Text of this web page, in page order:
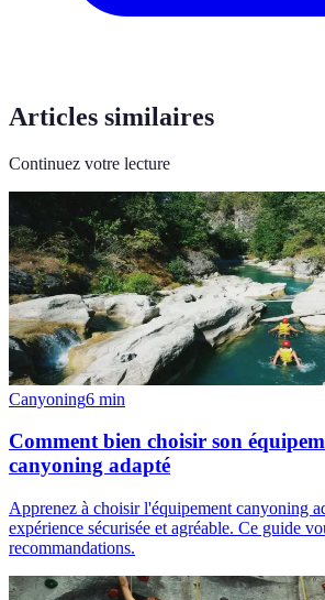
Articles similaires
Continuez votre lecture
Canyoning6 min
Comment bien choisir son
canyoning adapté
Apprenez à choisir l'équipement canyoning
expérience sécurisée et agréable. Ce guide
recommandations.